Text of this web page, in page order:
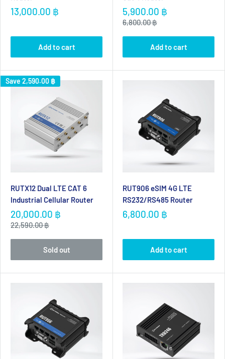
Sale
13,000.00 ฿
Add to cart
Sale
price
5,900.00 ฿
Regular
6,800.00 ฿
Add to cart
Save 2,590.00 ฿
RUTX12 Dual LTE CAT 6
Industrial Cellular Router
Sale
price
20,000.00 ฿
Regular
22,590.00 ฿
Sold out
RUT906 eSIM 4G LTE
RS232/RS485 Router
Sale
6,800.00 ฿
Add to cart